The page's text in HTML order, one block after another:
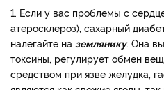
1. Если у вас проблемы с
атеросклероз), сахарный
налегайте на землянику. Она
токсины, регулирует обмен
средством при язве желудка,